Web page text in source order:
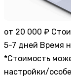
от 20 000 ₽
5-7 дней Время
*Стоимость
настройки/